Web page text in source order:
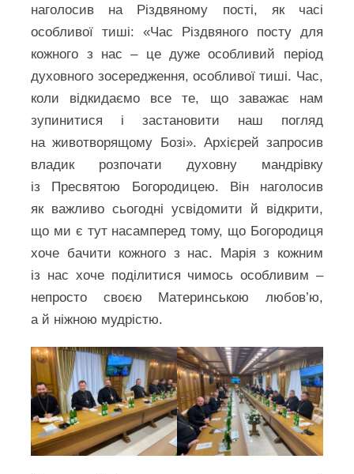
наголосив на Різдвяному пості, як часі
особливої тиші: «Час Різдвяного посту для
кожного з нас – це дуже особливий період
духовного зосередження, особливої тиші. Час,
коли відкидаємо все те, що заважає нам
зупинитися і застановити наш погляд
на животворящому Бозі». Архієрей запросив
владик розпочати духовну мандрівку
із Пресвятою Богородицею. Він наголосив
як важливо сьогодні усвідомити й відкрити,
що ми є тут насамперед тому, що Богородиця
хоче бачити кожного з нас. Марія з кожним
із нас хоче поділитися чимось особливим –
непросто своєю Материнською любов’ю,
а й ніжною мудрістю.